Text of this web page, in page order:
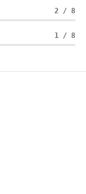
2 / 8
1 / 8